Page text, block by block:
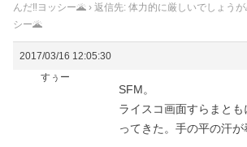
んだ‼️ヨッシー🌋 › 返信先: 体力的に厳しいでしょう
シー🌋
2017/03/16 12:05:30
すぅー
SFM。
ライスコ画面すらまと
ってきた。手の平の汗が